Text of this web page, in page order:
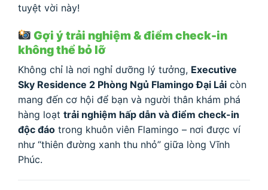
tuyệt vời này!
Gợi ý trải nghiệm & điểm check-in
không thể bỏ lỡ
Không chỉ là nơi nghỉ dưỡng lý tưởng, Executive
Sky Residence 2 Phòng Ngủ Flamingo Đại Lải còn
mang đến cơ hội để bạn và người thân khám phá
hàng loạt trải nghiệm hấp dẫn và điểm check-in
độc đáo trong khuôn viên Flamingo – nơi được ví
như “thiên đường xanh thu nhỏ” giữa lòng Vĩnh
Phúc.